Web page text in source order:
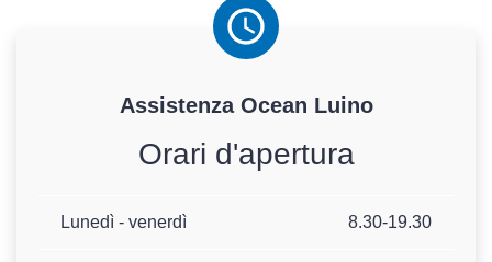
Assistenza Ocean Luino
Orari d'apertura
Lunedì - venerdì 8.30-19.30